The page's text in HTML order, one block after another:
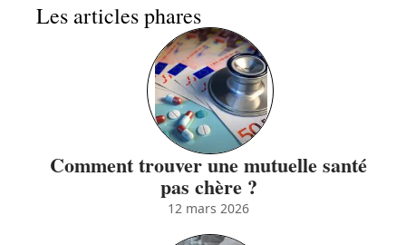
Les articles phares
Comment trouver une mutuelle santé
pas chère ?
12 mars 2026